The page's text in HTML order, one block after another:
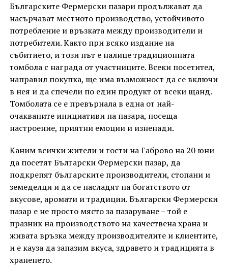
Българските Фермерски пазари продължават да
насърчават местното производство, устойчивото
потребление и връзката между производители и
потребители. Както при всяко издание на
събитието, и този път е налице традиционната
томбола с награда от участниците. Всеки посетител,
направил покупка, ще има възможност да се включи
в нея и да спечели по един продукт от всеки щанд.
Томболата се е превърнала в една от най-
очакваните инициативи на пазара, носеща
настроение, приятни емоции и изненади.
Каним всички жители и гости на Габрово на 20 юни
да посетят Български Фермерски пазар, да
подкрепят българските производители, стопани и
земеделци и да се насладят на богатството от
вкусове, аромати и традиции. Български Фермерски
пазар е не просто място за пазаруване – той е
празник на производството на качествена храна и
живата връзка между производителите и клиентите,
и е кауза да запазим вкуса, здравето и традицията в
храненето.